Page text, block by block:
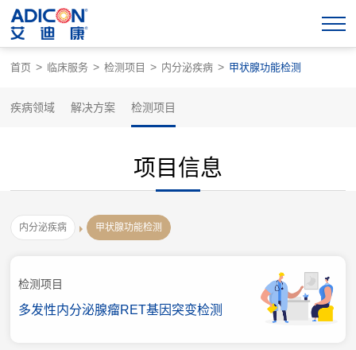
首页 > 临床服务 > 检测项目 > 内分泌疾病 > 甲状腺功能检测
疾病领域 解决方案 检测项目
项目信息
内分泌疾病 甲状腺功能检测
检测项目
多发性内分泌腺瘤RET基因突变检测